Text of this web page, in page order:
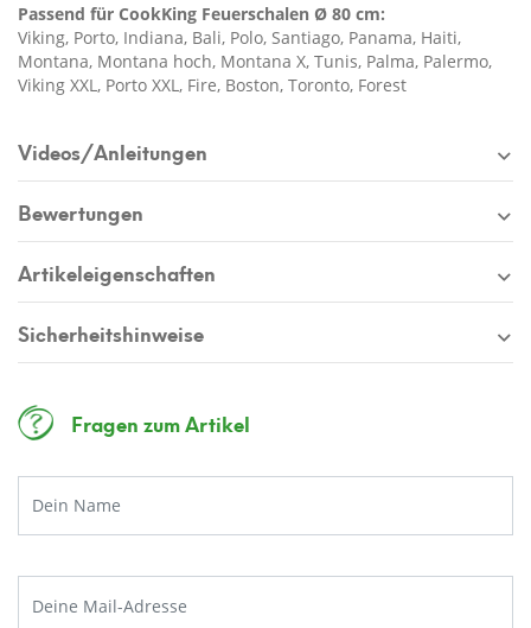
Passend für CookKing Feuerschalen Ø 80 cm:
Viking, Porto, Indiana, Bali, Polo, Santiago, Panama, Haiti,
Montana, Montana hoch, Montana X, Tunis, Palma, Palermo,
Viking XXL, Porto XXL, Fire, Boston, Toronto, Forest
Videos/Anleitungen
Bewertungen
Artikeleigenschaften
Sicherheitshinweise
Fragen zum Artikel